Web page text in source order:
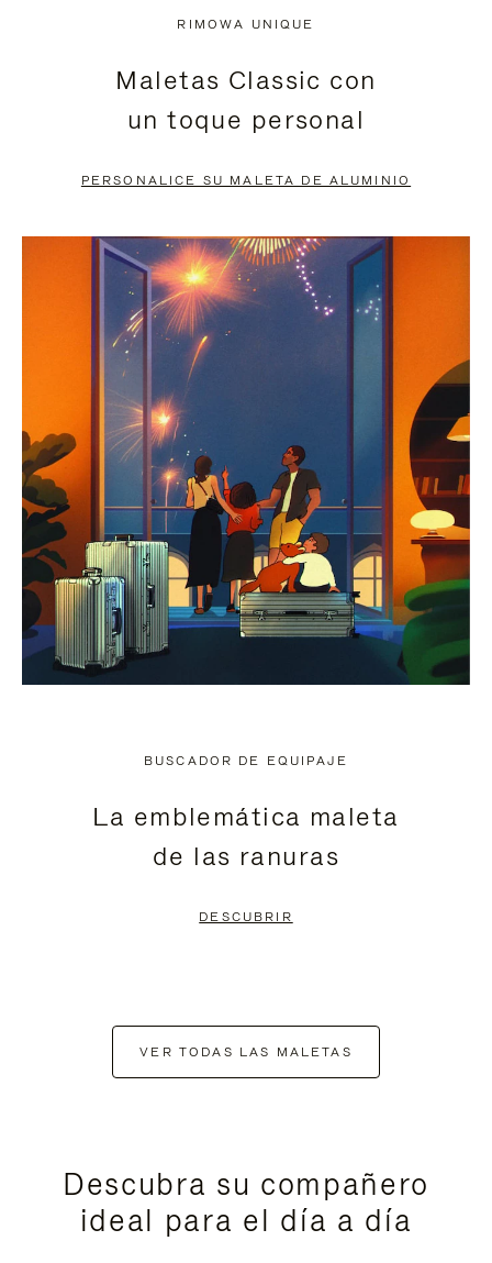
PAUSADO,
PULSE
PARA
ESTÁ
DESACTIVADO:
PULSE
ACTIVARLO.
RIMOWA UNIQUE
Maletas Classic con
un toque personal
PERSONALICE SU MALETA DE ALUMINIO
BUSCADOR DE EQUIPAJE
La emblemática maleta
de las ranuras
DESCUBRIR
VER TODAS LAS MALETAS
Descubra su compañero
ideal para el día a día